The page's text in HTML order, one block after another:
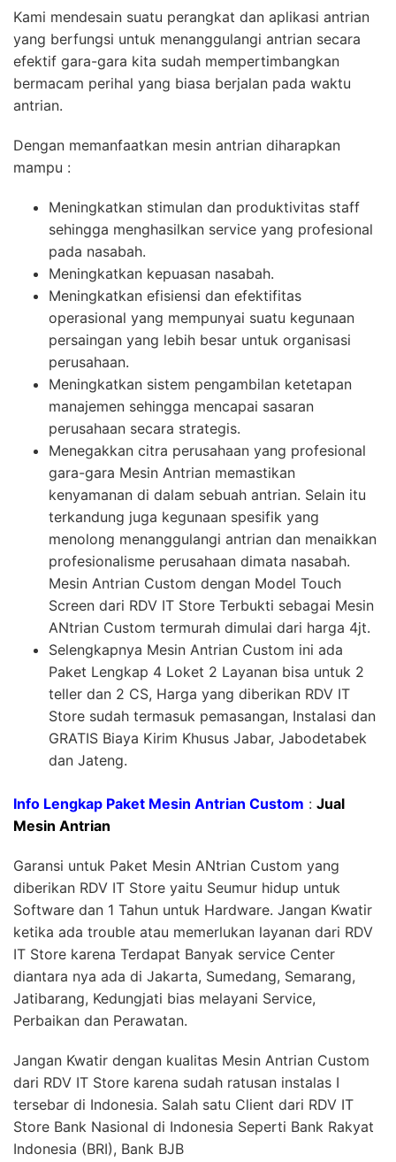
Kami mendesain suatu perangkat dan aplikasi antrian
yang berfungsi untuk menanggulangi antrian secara
efektif gara-gara kita sudah mempertimbangkan
bermacam perihal yang biasa berjalan pada waktu
antrian.
Dengan memanfaatkan mesin antrian diharapkan
mampu :
Meningkatkan stimulan dan produktivitas staff
sehingga menghasilkan service yang profesional
pada nasabah.
Meningkatkan kepuasan nasabah.
Meningkatkan efisiensi dan efektifitas
operasional yang mempunyai suatu kegunaan
persaingan yang lebih besar untuk organisasi
perusahaan.
Meningkatkan sistem pengambilan ketetapan
manajemen sehingga mencapai sasaran
perusahaan secara strategis.
Menegakkan citra perusahaan yang profesional
gara-gara Mesin Antrian memastikan
kenyamanan di dalam sebuah antrian. Selain itu
terkandung juga kegunaan spesifik yang
menolong menanggulangi antrian dan menaikkan
profesionalisme perusahaan dimata nasabah.
Mesin Antrian Custom dengan Model Touch
Screen dari RDV IT Store Terbukti sebagai Mesin
ANtrian Custom termurah dimulai dari harga 4jt.
Selengkapnya Mesin Antrian Custom ini ada
Paket Lengkap 4 Loket 2 Layanan bisa untuk 2
teller dan 2 CS, Harga yang diberikan RDV IT
Store sudah termasuk pemasangan, Instalasi dan
GRATIS Biaya Kirim Khusus Jabar, Jabodetabek
dan Jateng.
Info Lengkap Paket Mesin Antrian Custom : Jual
Mesin Antrian
Garansi untuk Paket Mesin ANtrian Custom yang
diberikan RDV IT Store yaitu Seumur hidup untuk
Software dan 1 Tahun untuk Hardware. Jangan Kwatir
ketika ada trouble atau memerlukan layanan dari RDV
IT Store karena Terdapat Banyak service Center
diantara nya ada di Jakarta, Sumedang, Semarang,
Jatibarang, Kedungjati bias melayani Service,
Perbaikan dan Perawatan.
Jangan Kwatir dengan kualitas Mesin Antrian Custom
dari RDV IT Store karena sudah ratusan instalas I
tersebar di Indonesia. Salah satu Client dari RDV IT
Store Bank Nasional di Indonesia Seperti Bank Rakyat
Indonesia (BRI), Bank BJB